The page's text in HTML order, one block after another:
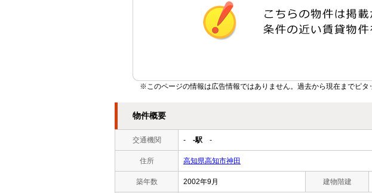
※このページの情報は広告情報ではありません。過去から現在までピ
物件概要
交通機関 - -駅 -
住所 高知県高知市神田
築年数 2002年9月 建物階建